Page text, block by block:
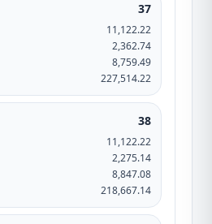
37
11,122.22
2,362.74
8,759.49
227,514.22
38
11,122.22
2,275.14
8,847.08
218,667.14